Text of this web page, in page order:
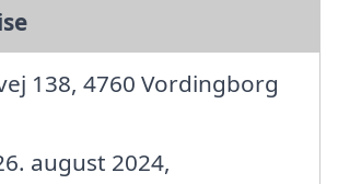
138, 4760 Vordingborg
august 2024,